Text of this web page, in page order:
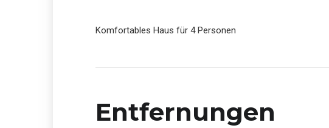
Komfortables Haus für 4 Personen
Entfernungen